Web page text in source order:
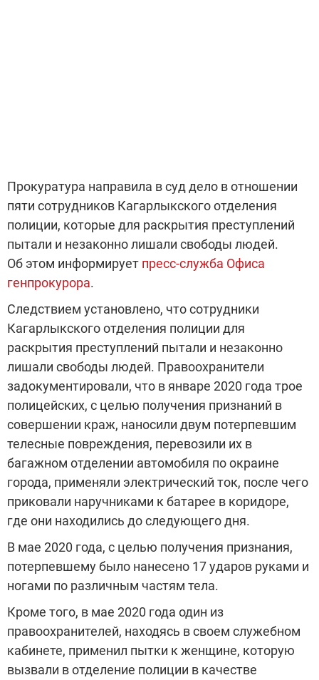
Прокуратура направила в суд дело в отношении
пяти сотрудников Кагарлыкского отделения
полиции, которые для раскрытия преступлений
пытали и незаконно лишали свободы людей.
Об этом информирует пресс-служба Офиса
генпрокурора.
Следствием установлено, что сотрудники
Кагарлыкского отделения полиции для
раскрытия преступлений пытали и незаконно
лишали свободы людей. Правоохранители
задокументировали, что в январе 2020 года трое
полицейских, с целью получения признаний в
совершении краж, наносили двум потерпевшим
телесные повреждения, перевозили их в
багажном отделении автомобиля по окраине
города, применяли электрический ток, после чего
приковали наручниками к батарее в коридоре,
где они находились до следующего дня.
В мае 2020 года, с целью получения признания,
потерпевшему было нанесено 17 ударов руками и
ногами по различным частям тела.
Кроме того, в мае 2020 года один из
правоохранителей, находясь в своем служебном
кабинете, применил пытки к женщине, которую
вызвали в отделение полиции в качестве